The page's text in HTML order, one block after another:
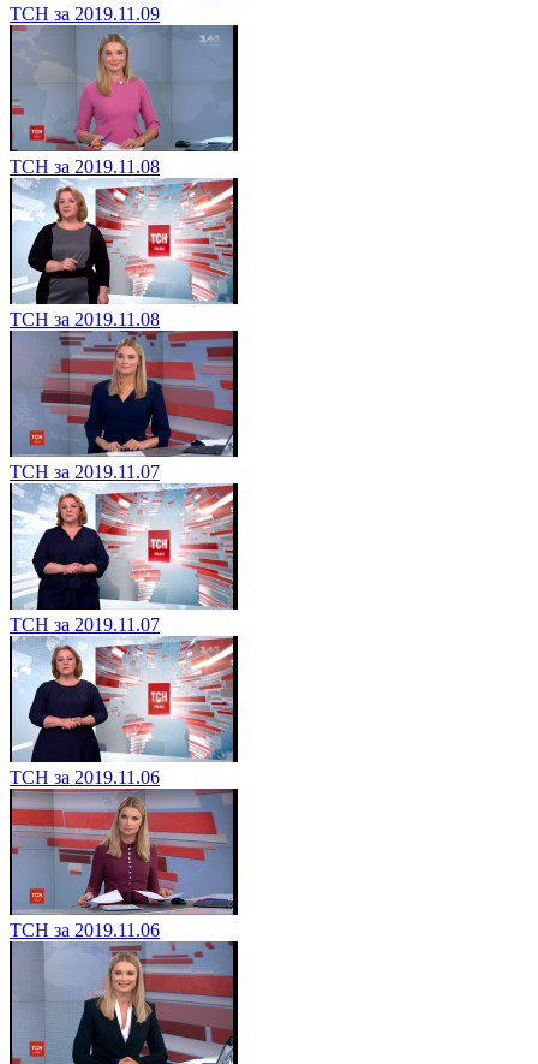
ТСН за 2019.11.09
ТСН за 2019.11.08
ТСН за 2019.11.08
ТСН за 2019.11.07
ТСН за 2019.11.07
ТСН за 2019.11.06
ТСН за 2019.11.06